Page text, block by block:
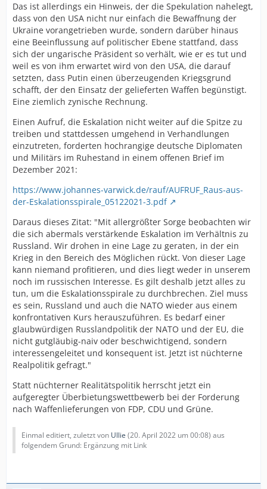
Das ist allerdings ein Hinweis, der die Spekulation nahelegt,
dass von den USA nicht nur einfach die Bewaffnung der
Ukraine vorangetrieben wurde, sondern darüber hinaus
eine Beeinflussung auf politischer Ebene stattfand, dass
sich der ungarische Präsident so verhält, wie er es tut und
weil es von ihm erwartet wird von den USA, die darauf
setzten, dass Putin einen überzeugenden Kriegsgrund
schafft, der den Einsatz der gelieferten Waffen begünstigt.
Eine ziemlich zynische Rechnung.
Einen Aufruf, die Eskalation nicht weiter auf die Spitze zu
treiben und stattdessen umgehend in Verhandlungen
einzutreten, forderten hochrangige deutsche Diplomaten
und Militärs im Ruhestand in einem offenen Brief im
Dezember 2021:
https://www.johannes-varwick.de/rauf/AUFRUF_Raus-aus-
der-Eskalationsspirale_05122021-3.pdf
Daraus dieses Zitat: "Mit allergrößter Sorge beobachten wir
die sich abermals verstärkende Eskalation im Verhältnis zu
Russland. Wir drohen in eine Lage zu geraten, in der ein
Krieg in den Bereich des Möglichen rückt. Von dieser Lage
kann niemand profitieren, und dies liegt weder in unserem
noch im russischen Interesse. Es gilt deshalb jetzt alles zu
tun, um die Eskalationsspirale zu durchbrechen. Ziel muss
es sein, Russland und auch die NATO wieder aus einem
konfrontativen Kurs herauszuführen. Es bedarf einer
glaubwürdigen Russlandpolitik der NATO und der EU, die
nicht gutgläubig-naiv oder beschwichtigend, sondern
interessengeleitet und konsequent ist. Jetzt ist nüchterne
Realpolitik gefragt."
Statt nüchterner Realitätspolitik herrscht jetzt ein
aufgeregter Überbietungswettbewerb bei der Forderung
nach Waffenlieferungen von FDP, CDU und Grüne.
Einmal editiert, zuletzt von Ullie (20. April 2022 um 00:08) aus
folgendem Grund: Ergänzung mit Link